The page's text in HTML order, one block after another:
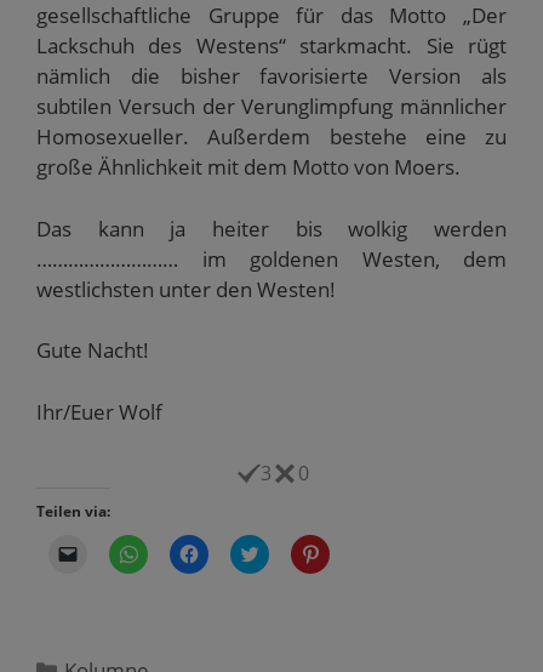
gesellschaftliche Gruppe für das Motto „Der
Lackschuh des Westens“ starkmacht. Sie rügt
nämlich die bisher favorisierte Version als
subtilen Versuch der Verunglimpfung männlicher
Homosexueller. Außerdem bestehe eine zu
große Ähnlichkeit mit dem Motto von Moers.
Das kann ja heiter bis wolkig werden
……………………… im goldenen Westen, dem
westlichsten unter den Westen!
Gute Nacht!
Ihr/Euer Wolf
3 0
Teilen via:
K
l
K
l
K
l
K
l